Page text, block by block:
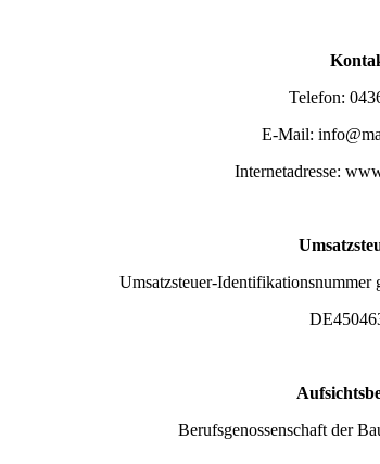
Telefon:
E-Mail:
Internetadresse:
Umsatzsteuer-Identifikationsnummer
Berufsgenossenschaft der